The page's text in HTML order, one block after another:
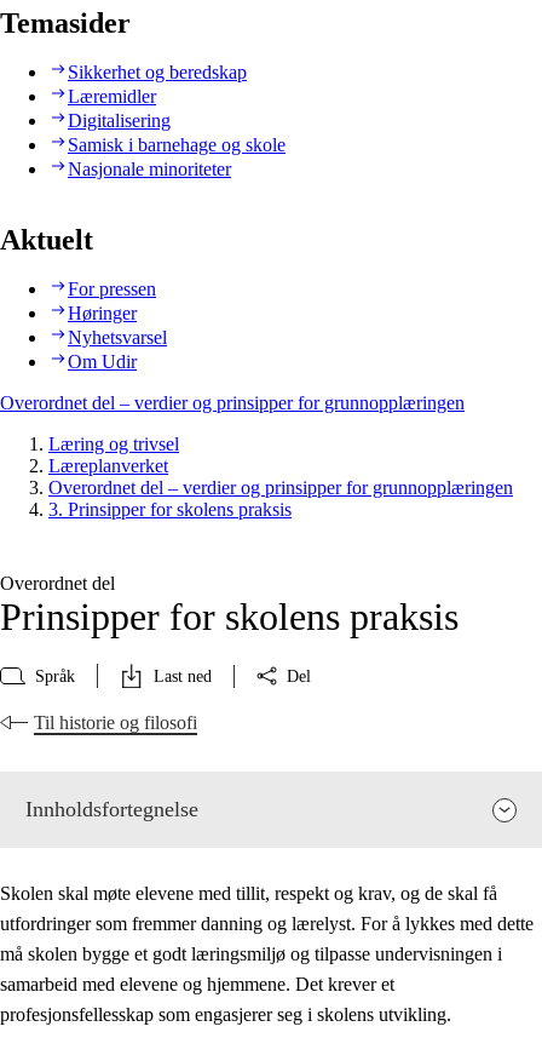
Temasider
Sikkerhet og beredskap
Læremidler
Digitalisering
Samisk i barnehage og skole
Nasjonale minoriteter
Aktuelt
For pressen
Høringer
Nyhetsvarsel
Om Udir
Overordnet del – verdier og prinsipper for grunnopplæringen
Læring og trivsel
Læreplanverket
Overordnet del – verdier og prinsipper for grunnopplæringen
3. Prinsipper for skolens praksis
Overordnet del
Prinsipper for skolens praksis
Språk Last ned Del
Til historie og filosofi
Innholdsfortegnelse
Skolen skal møte elevene med tillit, respekt og krav, og de skal få
utfordringer som fremmer danning og lærelyst. For å lykkes med dette
må skolen bygge et godt læringsmiljø og tilpasse undervisningen i
samarbeid med elevene og hjemmene. Det krever et
profesjonsfellesskap som engasjerer seg i skolens utvikling.